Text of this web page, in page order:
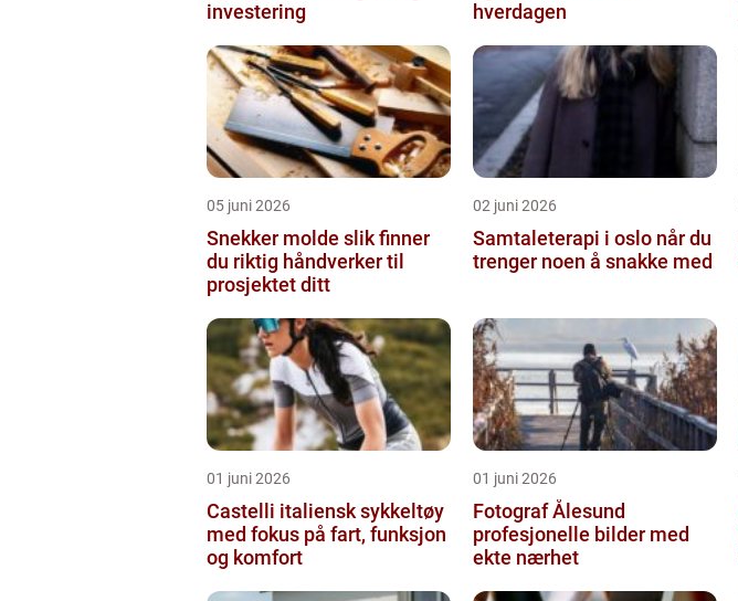
investering
hverdagen
05 juni 2026
Snekker molde slik finner
du riktig håndverker til
prosjektet ditt
02 juni 2026
Samtaleterapi i oslo når du
trenger noen å snakke med
01 juni 2026
Castelli italiensk sykkeltøy
med fokus på fart, funksjon
og komfort
01 juni 2026
Fotograf Ålesund
profesjonelle bilder med
ekte nærhet